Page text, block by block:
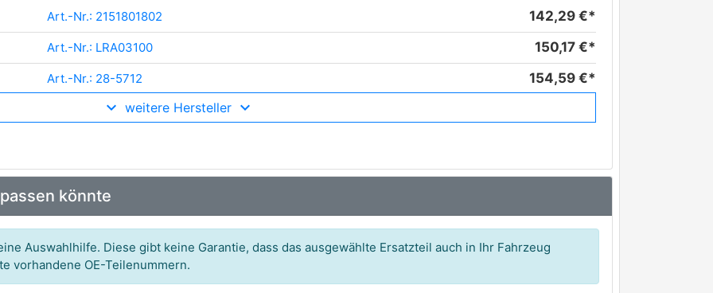
Art.-Nr.: 2151801802 142,29 €*
Art.-Nr.: LRA03100 150,17 €*
Art.-Nr.: 28-5712 154,59 €*
Art.-Nr.: 4815003
Art.-Nr.: A3264PR 175,80 €*
Art.-Nr.: 24100N
Art.-Nr.: 063732041010 199,94 €*
Art.-Nr.: 9090576
weitere Hersteller
könnte
Auswahlhilfe. Diese gibt keine Garantie, dass das ausgewählte Ersatzteil auch in Ihr Fahrzeug
vorhandene OE-Teilenummern.